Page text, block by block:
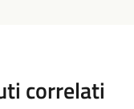
correlati